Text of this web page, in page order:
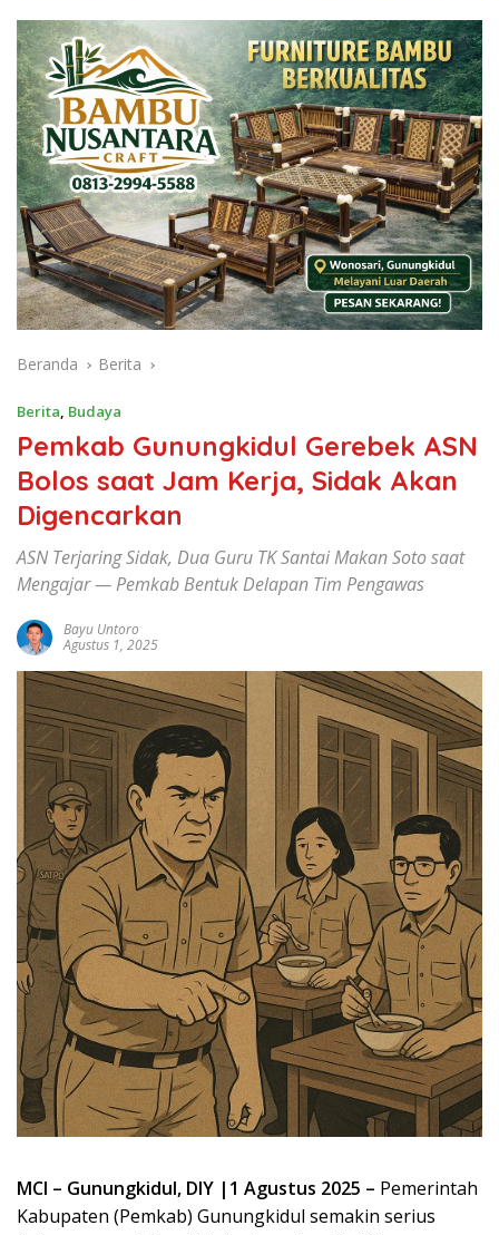
Beranda Berita
Berita, Budaya
Pemkab Gunungkidul Gerebek ASN
Bolos saat Jam Kerja, Sidak Akan
Digencarkan
ASN Terjaring Sidak, Dua Guru TK Santai Makan Soto saat
Mengajar — Pemkab Bentuk Delapan Tim Pengawas
Bayu Untoro
Agustus 1, 2025
MCI – Gunungkidul, DIY |1 Agustus 2025 – Pemerintah
Kabupaten (Pemkab) Gunungkidul semakin serius